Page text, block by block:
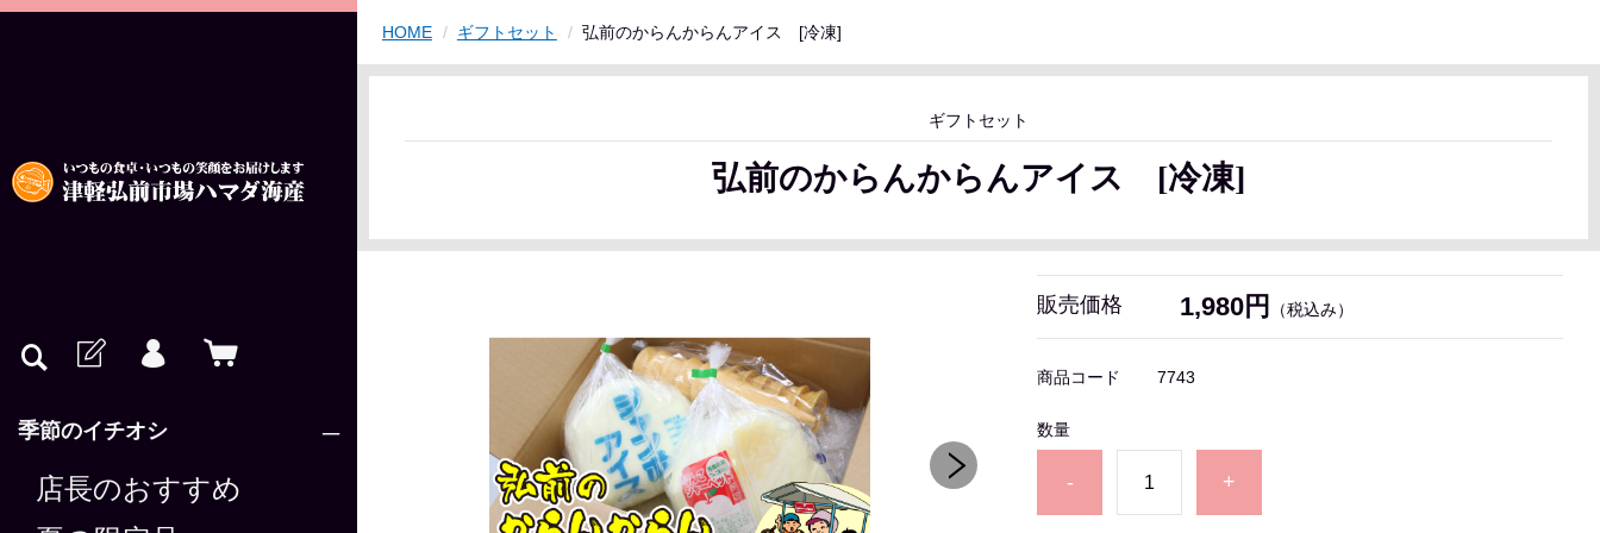
季節のイチオシ
店長のおすすめ
HOME ギフトセット 弘前のからんからんアイス [冷凍]
ギフトセット
弘前のからんからんアイス [冷凍]
販売価格 1,980円 （税込み）
商品コード 7743
数量
- +